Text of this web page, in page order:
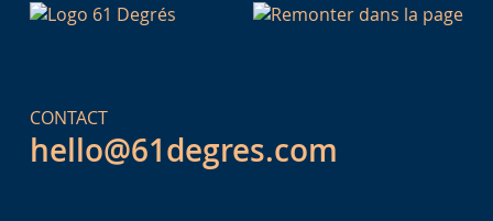
CONTACT
hello@61degres.com